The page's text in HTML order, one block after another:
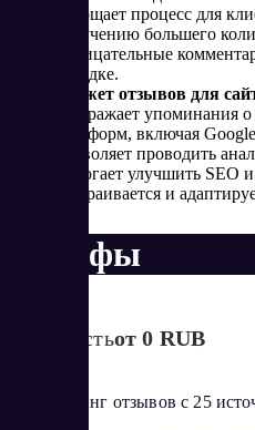
упрощает процесс для
получению большего
Отрицательные
порядке.
Виджет отзывов для
отображает упоминания
платформ, включая
Позволяет проводить
помогает улучшить SEO
настраивается и
Тарифы
Стоимостьот 0 RUB
Мониторинг отзывов с 25